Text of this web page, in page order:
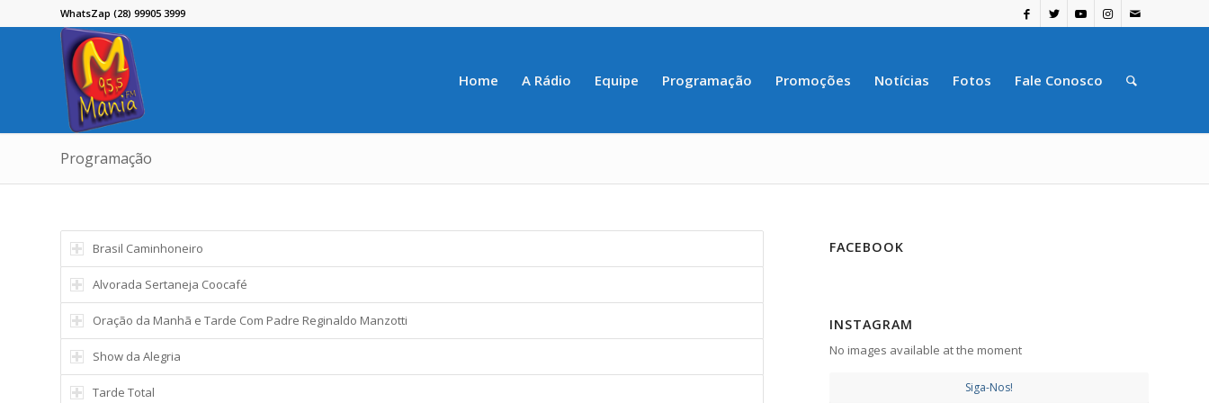
WhatsZap (28) 99905 3999
Home A Rádio Equipe Programação Promoções Notícias Fotos Fale Conosco
Programação
Brasil Caminhoneiro
Alvorada Sertaneja Coocafé
Oração da Manhã e Tarde Com Padre Reginaldo Manzotti
Show da Alegria
Tarde Total
FACEBOOK
INSTAGRAM
No images available at the moment
Siga-Nos!